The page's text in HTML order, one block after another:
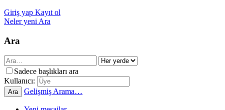
Giriş yap Kayıt ol
Neler yeni Ara
Ara
Sadece başlıkları ara
Kullanıcı:
Ara Gelişmiş Arama…